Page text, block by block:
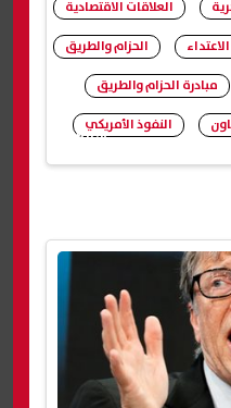
شارك
العلاقات الاقتصادية
الاعتداء
الحزام والطريق
مبادرة الحزام والطريق
النفوذ الأمريكي